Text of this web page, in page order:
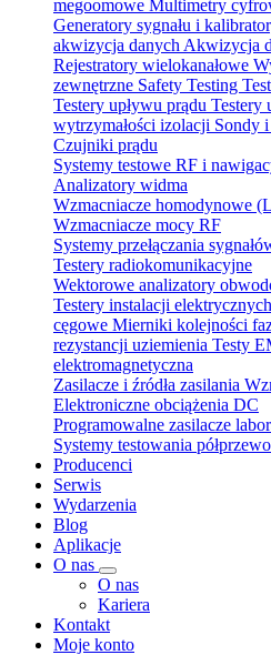
megoomowe Multimetry
Generatory sygnału i
akwizycja danych Akwizycja
Rejestratory wielokanałowe
zewnętrzne Safety Testing
Testery upływu prądu Testery
wytrzymałości izolacji Sondy
Czujniki prądu
Systemy testowe RF i
Analizatory widma
Wzmacniacze homodynowe
Wzmacniacze mocy RF
Systemy przełączania
Testery radiokomunikacyjne
Wektorowe analizatory
Testery instalacji elektrycznych
cęgowe Mierniki kolejności
rezystancji uziemienia Testy
elektromagnetyczna
Zasilacze i źródła zasilania
Elektroniczne obciążenia DC
Programowalne zasilacze
Systemy testowania
Producenci
Serwis
Wydarzenia
Blog
Aplikacje
O nas
O nas
Kariera
Kontakt
Moje konto